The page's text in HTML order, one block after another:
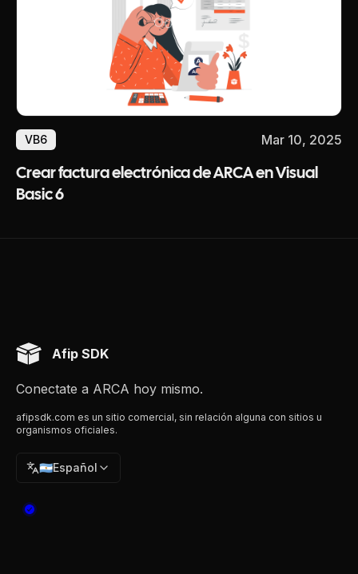
VB6 Mar 10, 2025
Crear factura electrónica de ARCA en Visual
Basic 6
Afip SDK
Conectate a ARCA hoy mismo.
afipsdk.com es un sitio comercial, sin relación alguna con sitios u
organismos oficiales.
🇦🇷Español